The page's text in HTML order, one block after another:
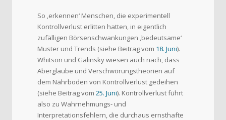
So ‚erkennen‘ Menschen, die experimentell
Kontrollverlust erlitten hatten, in eigentlich
zufälligen Börsenschwankungen ‚bedeutsame‘
Muster und Trends (siehe Beitrag vom 18. Juni).
Whitson und Galinsky wiesen auch nach, dass
Aberglaube und Verschwörungstheorien auf
dem Nährboden von Kontrollverlust gedeihen
(siehe Beitrag vom 25. Juni). Kontrollverlust führt
also zu Wahrnehmungs- und
Interpretationsfehlern, die durchaus ernsthafte